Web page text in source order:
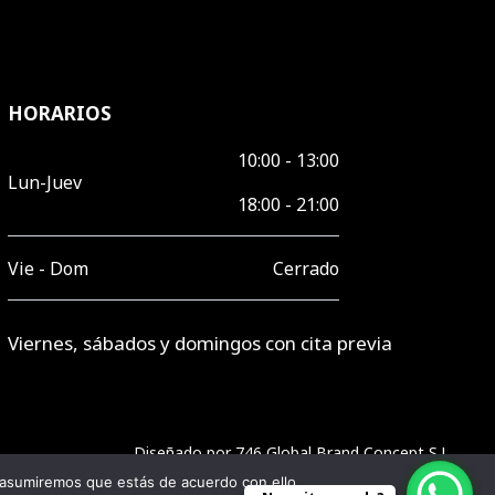
HORARIOS
Lun-Juev
10:00 - 13:00
18:00 - 21:00
Vie - Dom Cerrado
Viernes, sábados y domingos con cita previa
Diseñado por746 Global Brand Concept S.L.
que estás de acuerdo con ello.